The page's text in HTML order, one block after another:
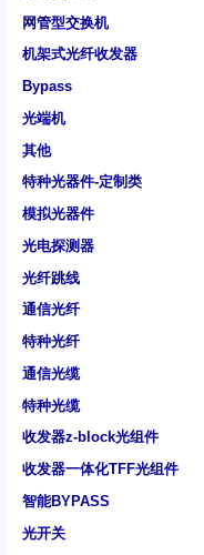
网管型交换机
机架式光纤收发器
Bypass
光端机
其他
特种光器件-定制类
模拟光器件
光电探测器
光纤跳线
通信光纤
特种光纤
通信光缆
特种光缆
收发器z-block光组件
收发器一体化TFF光组件
智能BYPASS
光开关